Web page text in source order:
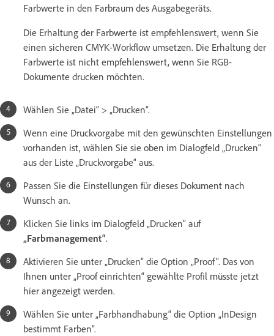
Farbwerte in den Farbraum des Ausgabegeräts.
Die Erhaltung der Farbwerte ist empfehlenswert, wenn Sie
einen sicheren CMYK-Workflow umsetzen. Die Erhaltung der
Farbwerte ist nicht empfehlenswert, wenn Sie RGB-
Dokumente drucken möchten.
Wählen Sie „Datei“ > „Drucken“.
Wenn eine Druckvorgabe mit den gewünschten Einstellungen
vorhanden ist, wählen Sie sie oben im Dialogfeld „Drucken“
aus der Liste „Druckvorgabe“ aus.
Passen Sie die Einstellungen für dieses Dokument nach
Wunsch an.
Klicken Sie links im Dialogfeld „Drucken“ auf
„Farbmanagement“.
Aktivieren Sie unter „Drucken“ die Option „Proof“. Das von
Ihnen unter „Proof einrichten“ gewählte Profil müsste jetzt
hier angezeigt werden.
Wählen Sie unter „Farbhandhabung“ die Option „InDesign
bestimmt Farben“.